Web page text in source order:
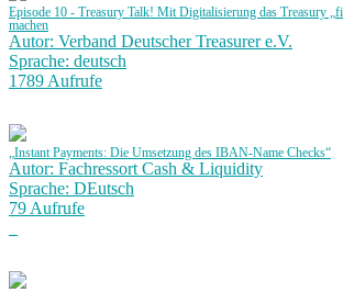
Episode 10 - Treasury Talk! Mit Digitalisierung das Treasury
machen
Autor: Verband Deutscher Treasurer e.V.
Sprache: deutsch
1789 Aufrufe
„Instant Payments: Die Umsetzung des IBAN-Name Checks“
Autor: Fachressort Cash & Liquidity
Sprache: DEutsch
79 Aufrufe